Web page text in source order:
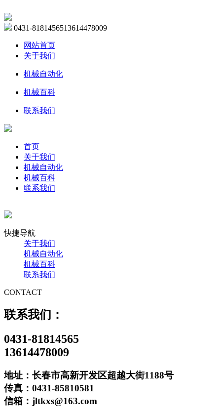
0431-8181456513614478009
网站首页
关于我们
机械自动化
机械百科
联系我们
首页
关于我们
机械自动化
机械百科
联系我们
快捷导航
关于我们
机械自动化
机械百科
联系我们
CONTACT
联系我们：
0431-81814565
13614478009
地址：长春市高新开发区超越大街1188号
传真：0431-85810581
信箱：jltkxs@163.com